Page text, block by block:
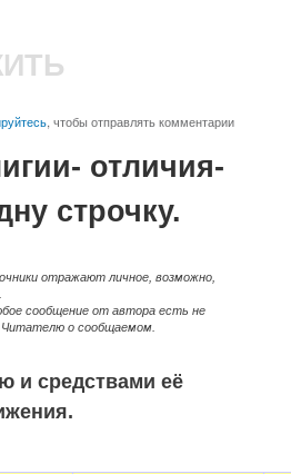
, чтобы отправлять комментарии
отличия-
строчку.
отражают личное, возможно,
сообщение от автора есть не
Читателю о сообщаемом.
и средствами её
.